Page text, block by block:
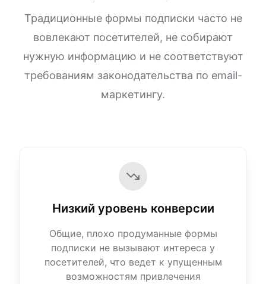
Традиционные формы подписки часто не
вовлекают посетителей, не собирают
нужную информацию и не соответствуют
требованиям законодательства по email-
маркетингу.
Низкий уровень конверсии
Общие, плохо продуманные формы
подписки не вызывают интереса у
посетителей, что ведет к упущенным
возможностям привлечения